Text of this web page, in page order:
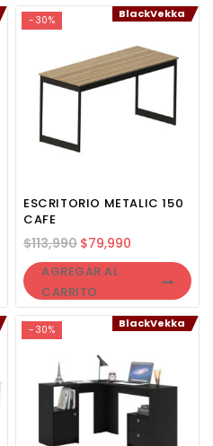
-30% BlackVekka
ESCRITORIO METALIC 150
CAFE
$113,990 $79,990
AGREGAR AL
CARRITO
-30% BlackVekka